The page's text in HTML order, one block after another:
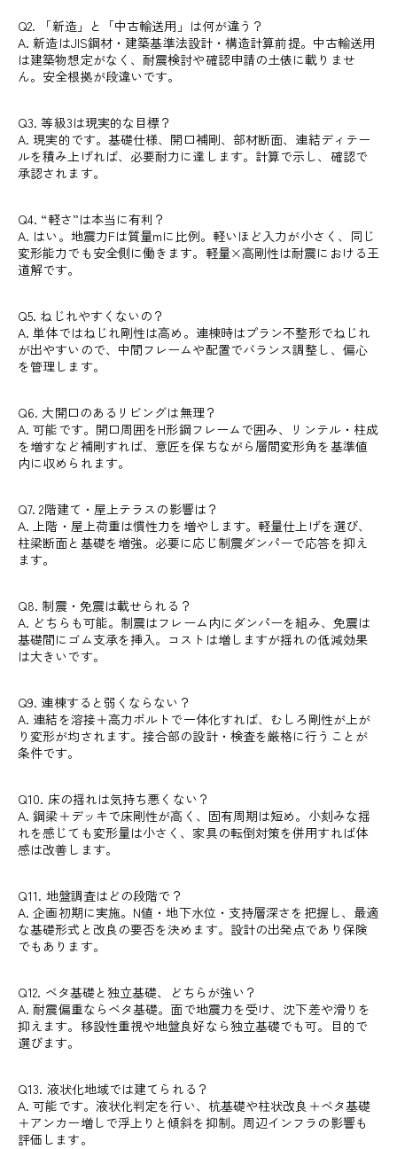
Q2. 「新造」と「中古輸送用」は何が違う？
A. 新造はJIS鋼材・建築基準法設計・構造計算前提。中古輸送用
は建築物想定がなく、耐震検討や確認申請の土俵に載りませ
ん。安全根拠が段違いです。
Q3. 等級3は現実的な目標？
A. 現実的です。基礎仕様、開口補剛、部材断面、連結ディテー
ルを積み上げれば、必要耐力に達します。計算で示し、確認で
承認されます。
Q4. “軽さ”は本当に有利？
A. はい。地震力Fは質量mに比例。軽いほど入力が小さく、同じ
変形能力でも安全側に働きます。軽量×高剛性は耐震における王
道解です。
Q5. ねじれやすくないの？
A. 単体ではねじれ剛性は高め。連棟時はプラン不整形でねじれ
が出やすいので、中間フレームや配置でバランス調整し、偏心
を管理します。
Q6. 大開口のあるリビングは無理？
A. 可能です。開口周囲をH形鋼フレームで囲み、リンテル・柱成
を増すなど補剛すれば、意匠を保ちながら層間変形角を基準値
内に収められます。
Q7. 2階建て・屋上テラスの影響は？
A. 上階・屋上荷重は慣性力を増やします。軽量仕上げを選び、
柱梁断面と基礎を増強。必要に応じ制震ダンパーで応答を抑え
ます。
Q8. 制震・免震は載せられる？
A. どちらも可能。制震はフレーム内にダンパーを組み、免震は
基礎間にゴム支承を挿入。コストは増しますが揺れの低減効果
は大きいです。
Q9. 連棟すると弱くならない？
A. 連結を溶接＋高力ボルトで一体化すれば、むしろ剛性が上が
り変形が均されます。接合部の設計・検査を厳格に行うことが
条件です。
Q10. 床の揺れは気持ち悪くない？
A. 鋼梁＋デッキで床剛性が高く、固有周期は短め。小刻みな揺
れを感じても変形量は小さく、家具の転倒対策を併用すれば体
感は改善します。
Q11. 地盤調査はどの段階で？
A. 企画初期に実施。N値・地下水位・支持層深さを把握し、最適
な基礎形式と改良の要否を決めます。設計の出発点であり保険
でもあります。
Q12. ベタ基礎と独立基礎、どちらが強い？
A. 耐震偏重ならベタ基礎。面で地震力を受け、沈下差や滑りを
抑えます。移設性重視や地盤良好なら独立基礎でも可。目的で
選びます。
Q13. 液状化地域では建てられる？
A. 可能です。液状化判定を行い、杭基礎や柱状改良＋ベタ基礎
＋アンカー増しで浮上りと傾斜を抑制。周辺インフラの影響も
評価します。